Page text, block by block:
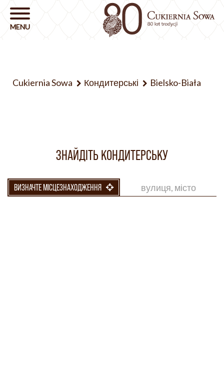
Cukiernia Sowa Кондитерські Bielsko-Biała
ЗНАЙДІТЬ КОНДИТЕРСЬКУ
ВИЗНАЧТЕ МІСЦЕЗНАХОДЖЕННЯ